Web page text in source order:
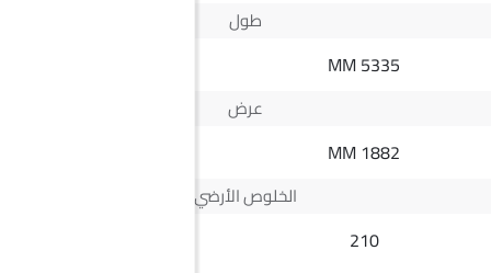
طول
5335 MM
عرض
1882 MM
الخلوص الأرضي
210